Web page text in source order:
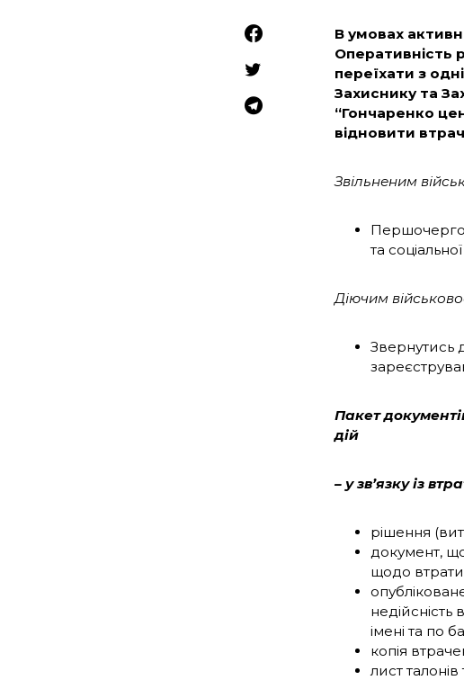
В умовах
Оперативність
переїхати з
Захиснику та
“Гончаренко
відновити
Звільненим
та
Діючим
Звернутись
Пакет
дій
– у зв’язку із
рішення
документ,
щодо
імені та по
копія
лист талонів